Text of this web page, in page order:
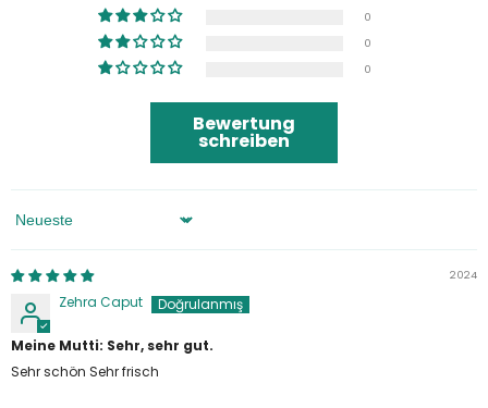
0
0
0
Bewertung
schreiben
Sortieren Nach
2024
Zehra Caput
Meine Mutti: Sehr, sehr gut.
Sehr schön Sehr frisch